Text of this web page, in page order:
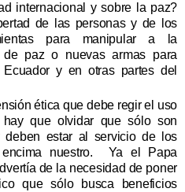
internacional y sobre la paz?
de las personas y de los
para manipular a la
de paz o nuevas armas para
y en otras partes del
ética que debe regir el uso
hay que olvidar que sólo son
deben estar al servicio de los
nuestro.
Ya el Papa
de la necesidad de poner
que sólo busca beneficios